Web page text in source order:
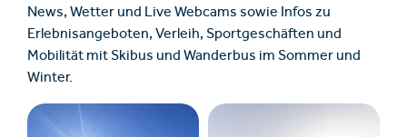
News, Wetter und Live Webcams sowie Infos zu
Erlebnisangeboten, Verleih, Sportgeschäften und
Mobilität mit Skibus und Wanderbus im Sommer und
Winter.